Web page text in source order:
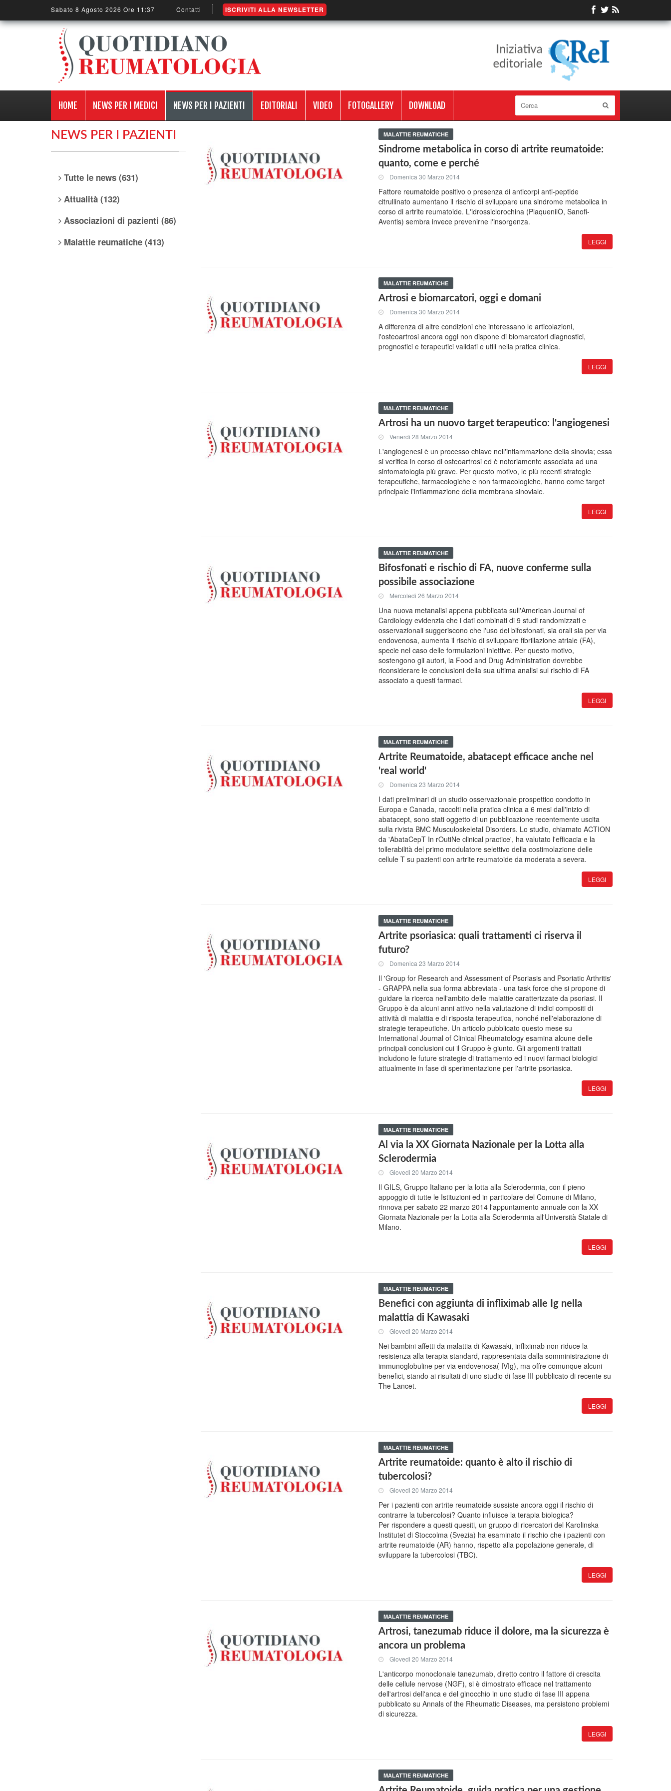
Sabato 8 Agosto 2026 Ore 11:37 Contatti ISCRIVITI ALLA NEWSLETTER
HOME NEWS PER I MEDICI NEWS PER I PAZIENTI EDITORIALI VIDEO FOTOGALLERY DOWNLOAD
NEWS PER I PAZIENTI
Tutte le news (631)
Attualità (132)
Associazioni di pazienti (86)
Malattie reumatiche (413)
MALATTIE REUMATICHE
Sindrome metabolica in corso di artrite reumatoide:
quanto, come e perché
Domenica 30 Marzo 2014
Fattore reumatoide positivo o presenza di anticorpi anti-peptide
citrullinato aumentano il rischio di sviluppare una sindrome metabolica in
corso di artrite reumatoide. L'idrossiclorochina (PlaquenilÒ, Sanofi-
Aventis) sembra invece prevenirne l'insorgenza.
LEGGI
MALATTIE REUMATICHE
Artrosi e biomarcatori, oggi e domani
Domenica 30 Marzo 2014
A differenza di altre condizioni che interessano le articolazioni,
l'osteoartrosi ancora oggi non dispone di biomarcatori diagnostici,
prognostici e terapeutici validati e utili nella pratica clinica.
LEGGI
MALATTIE REUMATICHE
Artrosi ha un nuovo target terapeutico: l'angiogenesi
Venerdi 28 Marzo 2014
L'angiogenesi è un processo chiave nell'infiammazione della sinovia; essa
si verifica in corso di osteoartrosi ed è notoriamente associata ad una
sintomatologia più grave. Per questo motivo, le più recenti strategie
terapeutiche, farmacologiche e non farmacologiche, hanno come target
principale l'infiammazione della membrana sinoviale.
LEGGI
MALATTIE REUMATICHE
Bifosfonati e rischio di FA, nuove conferme sulla
possibile associazione
Mercoledi 26 Marzo 2014
Una nuova metanalisi appena pubblicata sull'American Journal of
Cardiology evidenzia che i dati combinati di 9 studi randomizzati e
osservazionali suggeriscono che l'uso dei bifosfonati, sia orali sia per via
endovenosa, aumenta il rischio di sviluppare fibrillazione atriale (FA),
specie nel caso delle formulazioni iniettive. Per questo motivo,
sostengono gli autori, la Food and Drug Administration dovrebbe
riconsiderare le conclusioni della sua ultima analisi sul rischio di FA
associato a questi farmaci.
LEGGI
MALATTIE REUMATICHE
Artrite Reumatoide, abatacept efficace anche nel
'real world'
Domenica 23 Marzo 2014
I dati preliminari di un studio osservazionale prospettico condotto in
Europa e Canada, raccolti nella pratica clinica a 6 mesi dall'inizio di
abatacept, sono stati oggetto di un pubblicazione recentemente uscita
sulla rivista BMC Musculoskeletal Disorders. Lo studio, chiamato ACTION
da 'AbataCepT In rOutiNe clinical practice', ha valutato l'efficacia e la
tollerabilità del primo modulatore selettivo della costimolazione delle
cellule T su pazienti con artrite reumatoide da moderata a severa.
LEGGI
MALATTIE REUMATICHE
Artrite psoriasica: quali trattamenti ci riserva il
futuro?
Domenica 23 Marzo 2014
Il 'Group for Research and Assessment of Psoriasis and Psoriatic Arthritis'
- GRAPPA nella sua forma abbreviata - una task force che si propone di
guidare la ricerca nell'ambito delle malattie caratterizzate da psoriasi. Il
Gruppo è da alcuni anni attivo nella valutazione di indici compositi di
attività di malattia e di risposta terapeutica, nonché nell'elaborazione di
strategie terapeutiche. Un articolo pubblicato questo mese su
International Journal of Clinical Rheumatology esamina alcune delle
principali conclusioni cui il Gruppo è giunto. Gli argomenti trattati
includono le future strategie di trattamento ed i nuovi farmaci biologici
attualmente in fase di sperimentazione per l'artrite psoriasica.
LEGGI
MALATTIE REUMATICHE
Al via la XX Giornata Nazionale per la Lotta alla
Sclerodermia
Giovedi 20 Marzo 2014
Il GILS, Gruppo Italiano per la lotta alla Sclerodermia, con il pieno
appoggio di tutte le Istituzioni ed in particolare del Comune di Milano,
rinnova per sabato 22 marzo 2014 l'appuntamento annuale con la XX
Giornata Nazionale per la Lotta alla Sclerodermia all'Università Statale di
Milano.
LEGGI
MALATTIE REUMATICHE
Benefici con aggiunta di infliximab alle Ig nella
malattia di Kawasaki
Giovedi 20 Marzo 2014
Nei bambini affetti da malattia di Kawasaki, infliximab non riduce la
resistenza alla terapia standard, rappresentata dalla somministrazione di
immunoglobuline per via endovenosa( IVIg), ma offre comunque alcuni
benefici, stando ai risultati di uno studio di fase III pubblicato di recente su
The Lancet.
LEGGI
MALATTIE REUMATICHE
Artrite reumatoide: quanto è alto il rischio di
tubercolosi?
Giovedi 20 Marzo 2014
Per i pazienti con artrite reumatoide sussiste ancora oggi il rischio di
contrarre la tubercolosi? Quanto influisce la terapia biologica?
Per rispondere a questi quesiti, un gruppo di ricercatori del Karolinska
Institutet di Stoccolma (Svezia) ha esaminato il rischio che i pazienti con
artrite reumatoide (AR) hanno, rispetto alla popolazione generale, di
sviluppare la tubercolosi (TBC).
LEGGI
MALATTIE REUMATICHE
Artrosi, tanezumab riduce il dolore, ma la sicurezza è
ancora un problema
Giovedi 20 Marzo 2014
L'anticorpo monoclonale tanezumab, diretto contro il fattore di crescita
delle cellule nervose (NGF), si è dimostrato efficace nel trattamento
dell'artrosi dell'anca e del ginocchio in uno studio di fase III appena
pubblicato su Annals of the Rheumatic Diseases, ma persistono problemi
di sicurezza.
LEGGI
MALATTIE REUMATICHE